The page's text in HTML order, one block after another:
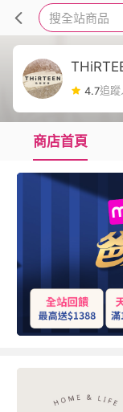
搜全站商品
納 聖誕
4.7追蹤
商店首頁